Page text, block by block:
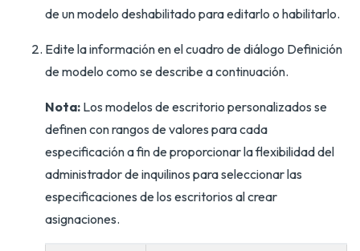
de un modelo deshabilitado para editarlo o habilitarlo.
Edite la información en el cuadro de diálogo Definición
de modelo como se describe a continuación.
Nota: Los modelos de escritorio personalizados se
definen con rangos de valores para cada
especificación a fin de proporcionar la flexibilidad del
administrador de inquilinos para seleccionar las
especificaciones de los escritorios al crear
asignaciones.